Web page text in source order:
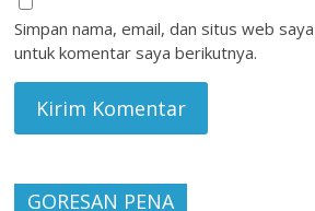
Simpan nama, email, dan situs web
untuk komentar saya berikutnya.
GORESAN PENA